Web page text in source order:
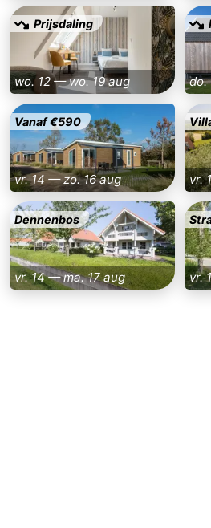
Walcherse
bos
Dishoek
-
Vlissingen
-
Middelburg
Zeeuws-
Vlaanderen
-
Nieuwvliet
-
Sluis
-
Cadzand
-
Natuur
Weer
Prijsdaling
wo. 12 — wo. 19 aug do.
Vanaf €590
vr. 14 — zo. 16 aug vr.
Dennenbos
vr. 14 — ma. 17 aug vr.